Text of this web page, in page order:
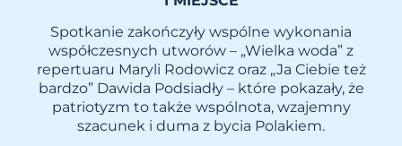
Spotkanie zakończyły wspólne wykonania
współczesnych utworów – „Wielka woda” z
repertuaru Maryli Rodowicz oraz „Ja Ciebie też
bardzo” Dawida Podsiadły – które pokazały, że
patriotyzm to także wspólnota, wzajemny
szacunek i duma z bycia Polakiem.